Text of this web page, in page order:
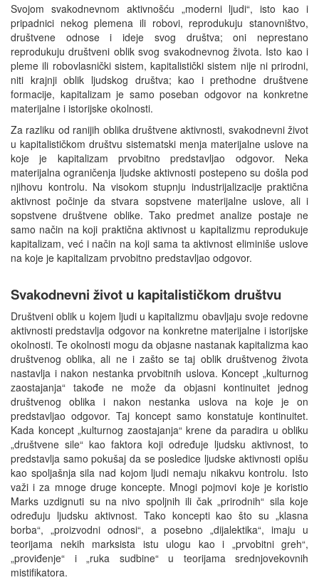
Svojom svakodnevnom aktivnošću „moderni ljudi“, isto kao i
pripadnici nekog plemena ili robovi, reprodukuju stanovništvo,
društvene odnose i ideje svog društva; oni neprestano
reprodukuju društveni oblik svog svakodnevnog života. Isto kao i
pleme ili robovlasnički sistem, kapitalistički sistem nije ni prirodni,
niti krajnji oblik ljudskog društva; kao i prethodne društvene
formacije, kapitalizam je samo poseban odgovor na konkretne
materijalne i istorijske okolnosti.
Za razliku od ranijih oblika društvene aktivnosti, svakodnevni život
u kapitalističkom društvu sistematski menja materijalne uslove na
koje je kapitalizam prvobitno predstavljao odgovor. Neka
materijalna ograničenja ljudske aktivnosti postepeno su došla pod
njihovu kontrolu. Na visokom stupnju industrijalizacije praktična
aktivnost počinje da stvara sopstvene materijalne uslove, ali i
sopstvene društvene oblike. Tako predmet analize postaje ne
samo način na koji praktična aktivnost u kapitalizmu reprodukuje
kapitalizam, već i način na koji sama ta aktivnost eliminiše uslove
na koje je kapitalizam prvobitno predstavljao odgovor.
Svakodnevni život u kapitalističkom društvu
Društveni oblik u kojem ljudi u kapitalizmu obavljaju svoje redovne
aktivnosti predstavlja odgovor na konkretne materijalne i istorijske
okolnosti. Te okolnosti mogu da objasne nastanak kapitalizma kao
društvenog oblika, ali ne i zašto se taj oblik društvenog života
nastavlja i nakon nestanka prvobitnih uslova. Koncept „kulturnog
zaostajanja“ takođe ne može da objasni kontinuitet jednog
društvenog oblika i nakon nestanka uslova na koje je on
predstavljao odgovor. Taj koncept samo konstatuje kontinuitet.
Kada koncept „kulturnog zaostajanja“ krene da paradira u obliku
„društvene sile“ kao faktora koji određuje ljudsku aktivnost, to
predstavlja samo pokušaj da se posledice ljudske aktivnosti opišu
kao spoljašnja sila nad kojom ljudi nemaju nikakvu kontrolu. Isto
važi i za mnoge druge koncepte. Mnogi pojmovi koje je koristio
Marks uzdignuti su na nivo spoljnih ili čak „prirodnih“ sila koje
određuju ljudsku aktivnost. Tako koncepti kao što su „klasna
borba“, „proizvodni odnosi“, a posebno „dijalektika“, imaju u
teorijama nekih marksista istu ulogu kao i „prvobitni greh“,
„proviđenje“ i „ruka sudbine“ u teorijama srednjovekovnih
mistifikatora.